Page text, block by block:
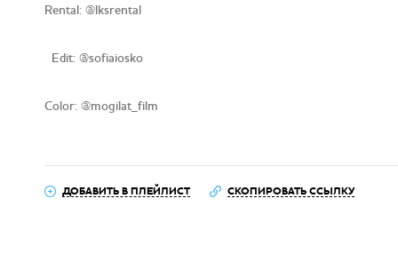
Rental: @lksrental
Edit: @sofiaiosko
Color: @mogilat_film
ДОБАВИТЬ В ПЛЕЙЛИСТ СКОПИРОВАТЬ ССЫЛКУ